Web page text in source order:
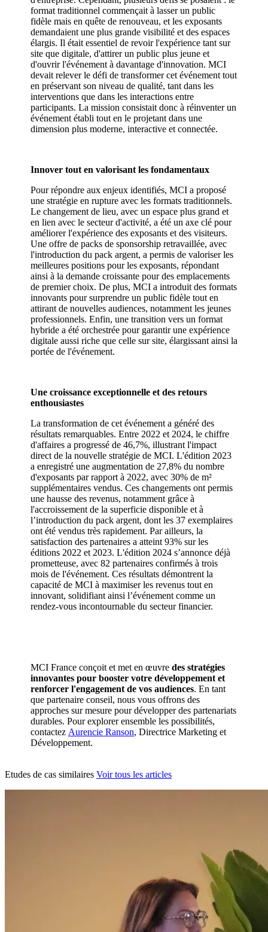
format traditionnel commençait à lasser un public
fidèle mais en quête de renouveau, et les exposants
demandaient une plus grande visibilité et des espaces
élargis. Il était essentiel de revoir l'expérience tant sur
site que digitale, d'attirer un public plus jeune et
d'ouvrir l'événement à davantage d'innovation. MCI
devait relever le défi de transformer cet événement tout
en préservant son niveau de qualité, tant dans les
interventions que dans les interactions entre
participants. La mission consistait donc à réinventer un
événement établi tout en le projetant dans une
dimension plus moderne, interactive et connectée.
Innover tout en valorisant les fondamentaux
Pour répondre aux enjeux identifiés, MCI a proposé
une stratégie en rupture avec les formats traditionnels.
Le changement de lieu, avec un espace plus grand et
en lien avec le secteur d'activité, a été un axe clé pour
améliorer l'expérience des exposants et des visiteurs.
Une offre de packs de sponsorship retravaillée, avec
l'introduction du pack argent, a permis de valoriser les
meilleures positions pour les exposants, répondant
ainsi à la demande croissante pour des emplacements
de premier choix. De plus, MCI a introduit des formats
innovants pour surprendre un public fidèle tout en
attirant de nouvelles audiences, notamment les jeunes
professionnels. Enfin, une transition vers un format
hybride a été orchestrée pour garantir une expérience
digitale aussi riche que celle sur site, élargissant ainsi la
portée de l'événement.
Une croissance exceptionnelle et des retours
enthousiastes
La transformation de cet événement a généré des
résultats remarquables. Entre 2022 et 2024, le chiffre
d'affaires a progressé de 46,7%, illustrant l'impact
direct de la nouvelle stratégie de MCI. L'édition 2023
a enregistré une augmentation de 27,8% du nombre
d'exposants par rapport à 2022, avec 30% de m²
supplémentaires vendus. Ces changements ont permis
une hausse des revenus, notamment grâce à
l'accroissement de la superficie disponible et à
l’introduction du pack argent, dont les 37 exemplaires
ont été vendus très rapidement. Par ailleurs, la
satisfaction des partenaires a atteint 93% sur les
éditions 2022 et 2023. L'édition 2024 s’annonce déjà
prometteuse, avec 82 partenaires confirmés à trois
mois de l'événement. Ces résultats démontrent la
capacité de MCI à maximiser les revenus tout en
innovant, solidifiant ainsi l’événement comme un
rendez-vous incontournable du secteur financier.
MCI France conçoit et met en œuvre des stratégies
innovantes pour booster votre développement et
renforcer l'engagement de vos audiences. En tant
que partenaire conseil, nous vous offrons des
approches sur mesure pour développer des partenariats
durables. Pour explorer ensemble les possibilités,
contactez Aurencie Ranson, Directrice Marketing et
Développement.
Etudes de cas similaires Voir tous les articles